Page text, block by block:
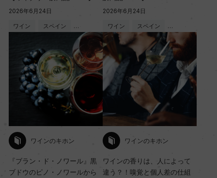
2026年6月24日
ワイン スペイン …
2026年6月24日
ワイン スペイン …
ワインのキホン
『ブラン・ド・ノワール』黒
ブドウのピノ・ノワールから
ワインのキホン
ワインの香りは、人によって
違う？！嗅覚と個人差の仕組